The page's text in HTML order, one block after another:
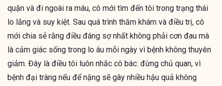
quặn và đi ngoài ra máu, cô mới tìm đến tôi trong trạng thái
lo lắng và suy kiệt. Sau quá trình thăm khám và điều trị, cô
mới chia sẻ rằng điều đáng sợ nhất không phải cơn đau mà
là cảm giác sống trong lo âu mỗi ngày vì bệnh không thuyên
giảm. Đây là điều tôi luôn nhắc cô bác: đừng chủ quan, vì
bệnh đại tràng nếu để nặng sẽ gây nhiều hậu quả không